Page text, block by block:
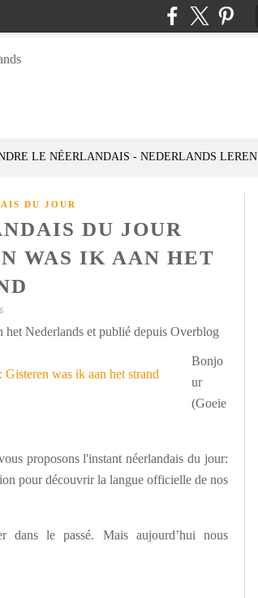
LE NÉERLANDAIS - NEDERLANDS LEREN
DU JOUR
DU JOUR
WAS IK AAN HET
Nederlands et publié depuis Overblog
Bonjo
ur
(Goeie
proposons l'instant néerlandais du jour:
pour découvrir la langue officielle de nos
dans le passé. Mais aujourd’hui nous